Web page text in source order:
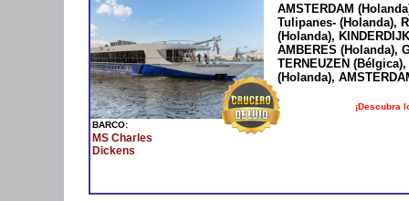
BARCO:
MS Charles
Dickens
AMSTERDAM
Tulipanes- (Holanda),
(Holanda),
AMBERES (Holanda),
TERNEUZEN
(Holanda),
¡Descubra